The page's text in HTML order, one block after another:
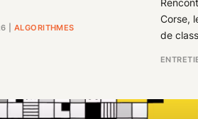
ALGORITHMES
Corse,
de